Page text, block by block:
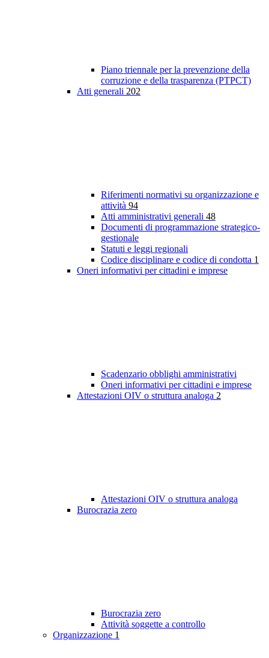
Piano triennale per la prevenzione della
corruzione e della trasparenza (PTPCT)
Atti generali 202
Riferimenti normativi su organizzazione e
attività 94
Atti amministrativi generali 48
Documenti di programmazione strategico-
gestionale
Statuti e leggi regionali
Codice disciplinare e codice di condotta 1
Oneri informativi per cittadini e imprese
Scadenzario obblighi amministrativi
Oneri informativi per cittadini e imprese
Attestazioni OIV o struttura analoga 2
Attestazioni OIV o struttura analoga
Burocrazia zero
Burocrazia zero
Attività soggette a controllo
Organizzazione 1